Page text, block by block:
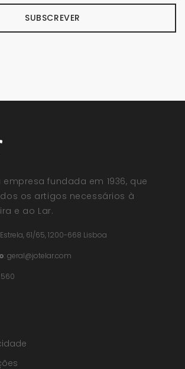
SUBSCREVER
fundada em 1936, que
os artigos necessários à
e ao Lar.
61/65, 1200-668 Lisboa
:geral@jotelar.com
560